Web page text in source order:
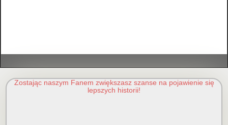
Zostając naszym Fanem zwiększasz szanse na pojawienie się
lepszych historii!